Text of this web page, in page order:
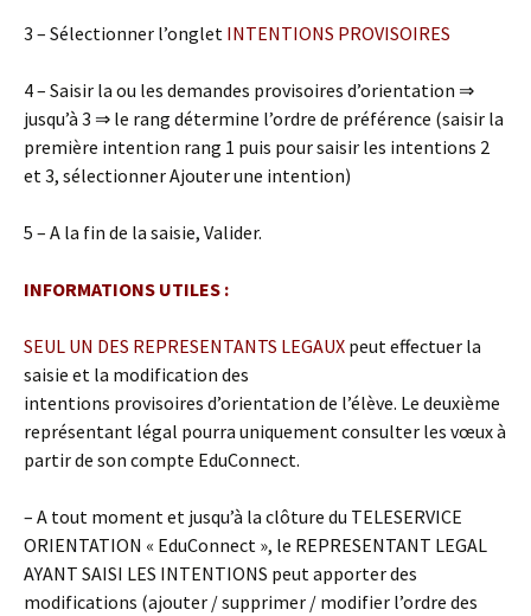
3 – Sélectionner l’onglet INTENTIONS PROVISOIRES
4 – Saisir la ou les demandes provisoires d’orientation ⇒
jusqu’à 3 ⇒ le rang détermine l’ordre de préférence (saisir la
première intention rang 1 puis pour saisir les intentions 2
et 3, sélectionner Ajouter une intention)
5 – A la fin de la saisie, Valider.
INFORMATIONS UTILES :
SEUL UN DES REPRESENTANTS LEGAUX peut effectuer la
saisie et la modification des
intentions provisoires d’orientation de l’élève. Le deuxième
représentant légal pourra uniquement consulter les vœux à
partir de son compte EduConnect.
– A tout moment et jusqu’à la clôture du TELESERVICE
ORIENTATION « EduConnect », le REPRESENTANT LEGAL
AYANT SAISI LES INTENTIONS peut apporter des
modifications (ajouter / supprimer / modifier l’ordre des